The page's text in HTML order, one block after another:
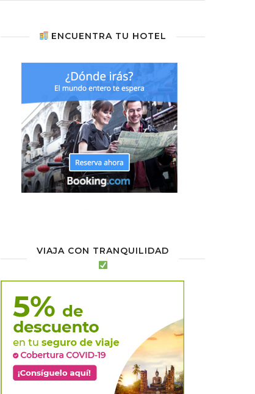
ENCUENTRA TU HOTEL
VIAJA CON TRANQUILIDAD